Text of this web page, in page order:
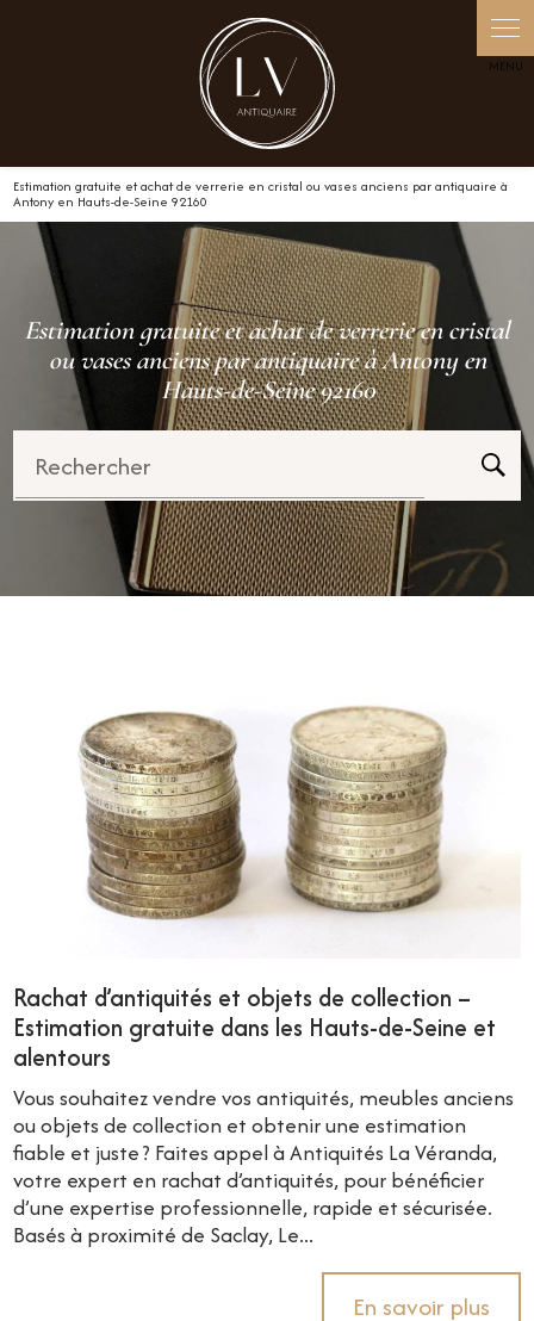
Estimation gratuite et achat de verrerie en cristal ou vases anciens par antiquaire à
Antony en Hauts-de-Seine 92160
Estimation gratuite et achat de verrerie en cristal
ou vases anciens par antiquaire à Antony en
Hauts-de-Seine 92160
Rechercher
Rachat d’antiquités et objets de collection –
Estimation gratuite dans les Hauts-de-Seine et
alentours
Vous souhaitez vendre vos antiquités, meubles anciens
ou objets de collection et obtenir une estimation
fiable et juste ? Faites appel à Antiquités La Véranda,
votre expert en rachat d’antiquités, pour bénéficier
d’une expertise professionnelle, rapide et sécurisée.
Basés à proximité de Saclay, Le...
En savoir plus
Panneau de gestion des cookies